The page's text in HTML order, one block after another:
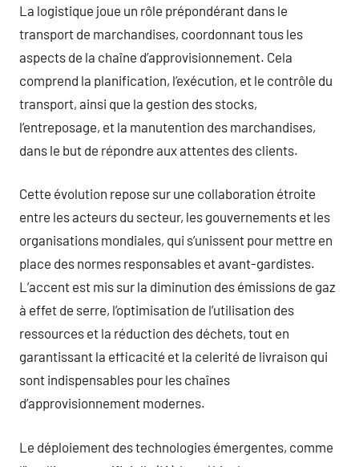
La logistique joue un rôle prépondérant dans le
transport de marchandises, coordonnant tous les
aspects de la chaîne d’approvisionnement. Cela
comprend la planification, l’exécution, et le contrôle du
transport, ainsi que la gestion des stocks,
l’entreposage, et la manutention des marchandises,
dans le but de répondre aux attentes des clients.
Cette évolution repose sur une collaboration étroite
entre les acteurs du secteur, les gouvernements et les
organisations mondiales, qui s’unissent pour mettre en
place des normes responsables et avant-gardistes.
L’accent est mis sur la diminution des émissions de gaz
à effet de serre, l’optimisation de l’utilisation des
ressources et la réduction des déchets, tout en
garantissant la efficacité et la celerité de livraison qui
sont indispensables pour les chaînes
d’approvisionnement modernes.
Le déploiement des technologies émergentes, comme